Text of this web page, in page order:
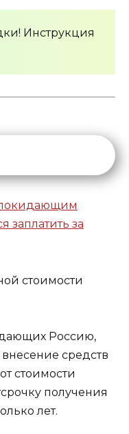
Инструкция
стоимости
Россию,
средств
стоимости
получения
лет.